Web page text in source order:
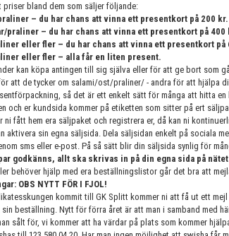
priser bland dem som säljer följande:
– du har chans att vinna ett presentkort på 200 kr.
praliner – du har chans att vinna ett presentkort på 400
eller fler – du har chans att vinna ett presentkort på
eller fler – alla får en liten present.
kan köpa antingen till sig själva eller för att ge bort som
att de tycker om salami/ost/praliner/ - andra för att hjälpa
så det är ett enkelt sätt för många att hitta en
och er kundsida kommer på etiketten som sitter på ert
ni fått hem era säljpaket och registrera er, då kan ni
aktivera sin egna säljsida. Dela säljsidan enkelt på sociala
sms eller e-post. På så sätt blir din säljsida synlig för
godkänns, allt ska skrivas in på din egna sida på
behöver hjälp med era beställningslistor går det bra att
OBS NYTT FÖR I FJOL!
kommit till GK Splitt kommer ni att få ut ett
beställning. Nytt för förra året är att man i samband med
sålt för, vi kommer att ha värdar på plats som kommer